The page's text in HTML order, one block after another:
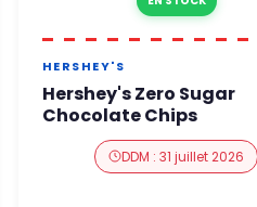
HERSHEY'S
Hershey's Zero Sugar
Chocolate Chips
DDM : 31 juillet 2026